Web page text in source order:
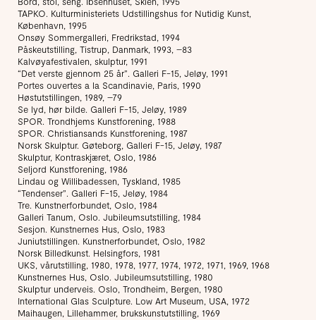
TAPKO. Kulturministeriets Udstillingshus for Nutidig Kunst,
København, 1995
Onsøy Sommergalleri, Fredrikstad, 1994
Påskeutstilling, Tistrup, Danmark, 1993, –83
Kalvøyafestivalen, skulptur, 1991
“Det verste gjennom 25 år”. Galleri F-15, Jeløy, 1991
Portes ouvertes a la Scandinavie, Paris, 1990
Høstutstillingen, 1989, –79
Se lyd, hør bilde. Galleri F-15, Jeløy, 1989
SPOR. Trondhjems Kunstforening, 1988
SPOR. Christiansands Kunstforening, 1987
Norsk Skulptur. Gøteborg, Galleri F-15, Jeløy, 1987
Skulptur, Kontraskjæret, Oslo, 1986
Seljord Kunstforening, 1986
Lindau og Willibadessen, Tyskland, 1985
“Tendenser”. Galleri F-15, Jeløy, 1984
Tre. Kunstnerforbundet, Oslo, 1984
Galleri Tanum, Oslo. Jubileumsutstilling, 1984
Sesjon. Kunstnernes Hus, Oslo, 1983
Juniutstillingen. Kunstnerforbundet, Oslo, 1982
Norsk Billedkunst. Helsingfors, 1981
UKS, vårutstilling, 1980, 1978, 1977, 1974, 1972, 1971, 1969, 1968
Kunstnernes Hus, Oslo. Jubileumsutstilling, 1980
Skulptur underveis. Oslo, Trondheim, Bergen, 1980
International Glas Sculpture. Low Art Museum, USA, 1972
Maihaugen, Lillehammer, brukskunstutstilling, 1969